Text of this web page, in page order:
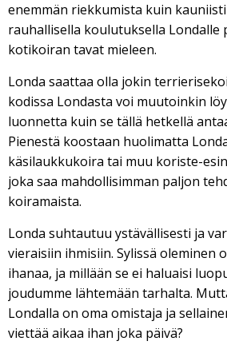
enemmän riekkumista kuin
rauhallisella koulutuksella Londalle
kotikoiran tavat mieleen.
Londa saattaa olla jokin
kodissa Londasta voi muutoinkin
luonnetta kuin se tällä hetkellä
Pienestä koostaan huolimatta
käsilaukkukoira tai muu koriste-
joka saa mahdollisimman paljon
koiramaista.
Londa suhtautuu ystävällisesti ja
vieraisiin ihmisiin. Sylissä oleminen
ihanaa, ja millään se ei haluaisi
joudumme lähtemään tarhalta.
Londalla on oma omistaja ja
viettää aikaa ihan joka päivä?